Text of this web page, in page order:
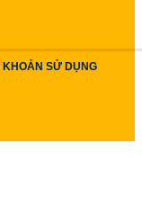
SỬ DỤNG